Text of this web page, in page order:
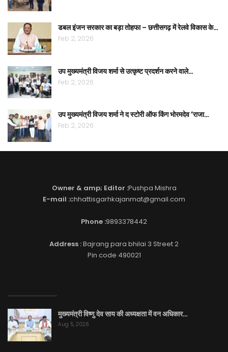
डबल इंजन सरकार का बड़ा तोहफा – छत्तीसगढ़ में रेलवे विकास के…
Feb 2, 2026
उप मुख्यमंत्री विजय शर्मा से उत्कृष्ट प्रदर्शन करने वाले…
Feb 2, 2026
उप मुख्यमंत्री विजय शर्मा ने द स्टोरी ऑफ किंग भोरमदेव ‘राजा…
Feb 2, 2026
Owner & amp; Editor :Pushpa Mishra
E-mail :chhattisgarhkajanmat@gmail.com
Phone :9893378442
Address :Bajrang para bhilai 3 Street 2
Pin code 490021
मुख्यमंत्री विष्णु देव साय की अध्यक्षता में वन अधिकार…
Aug 5, 2026